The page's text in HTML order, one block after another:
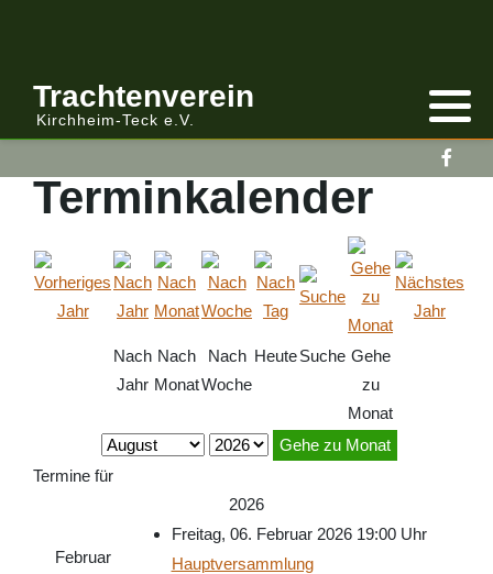
Trachtenverein
Kirchheim-Teck e.V.
Terminkalender
Nach
Jahr
Nach
Monat
Nach
Woche
HeuteSuche Gehe
zu
Monat
Gehe zu Monat
Termine für
2026
Februar
Freitag, 06. Februar 2026 19:00 Uhr
Hauptversammlung
Anmelden/Abmelden
Kalender
Gebirgstracht
Volkstracht
Berichte Vereinsleitung
Berichte
Vereinsleitung Informiert